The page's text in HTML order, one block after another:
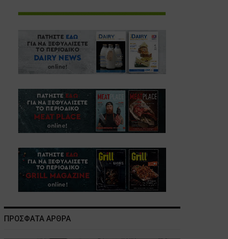
ΠΡΟΣΦΑΤΑ ΑΡΘΡΑ